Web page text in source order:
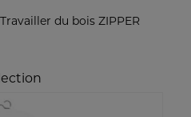
Travailler du bois ZIPPER